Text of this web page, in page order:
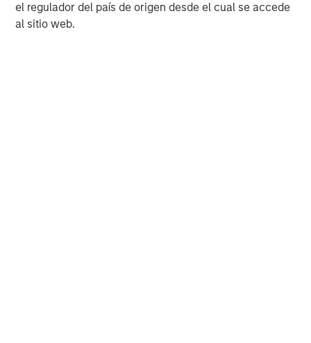
el regulador del país de origen desde el cual se accede
al sitio web.
capital structure, including senior secured term loans,